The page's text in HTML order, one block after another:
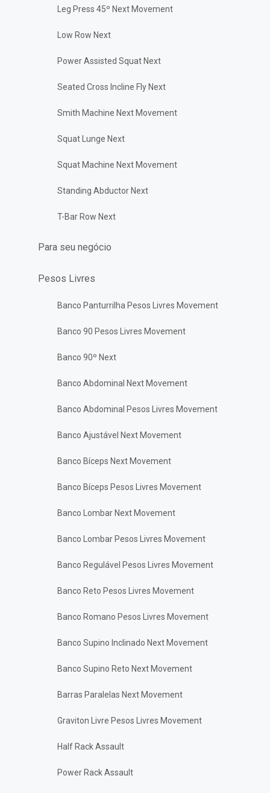
Leg Press 45º Next Movement
Low Row Next
Power Assisted Squat Next
Seated Cross Incline Fly Next
Smith Machine Next Movement
Squat Lunge Next
Squat Machine Next Movement
Standing Abductor Next
T-Bar Row Next
Para seu negócio
Pesos Livres
Banco Panturrilha Pesos Livres Movement
Banco 90 Pesos Livres Movement
Banco 90º Next
Banco Abdominal Next Movement
Banco Abdominal Pesos Livres Movement
Banco Ajustável Next Movement
Banco Bíceps Next Movement
Banco Bíceps Pesos Livres Movement
Banco Lombar Next Movement
Banco Lombar Pesos Livres Movement
Banco Regulável Pesos Livres Movement
Banco Reto Pesos Livres Movement
Banco Romano Pesos Livres Movement
Banco Supino Inclinado Next Movement
Banco Supino Reto Next Movement
Barras Paralelas Next Movement
Graviton Livre Pesos Livres Movement
Half Rack Assault
Power Rack Assault